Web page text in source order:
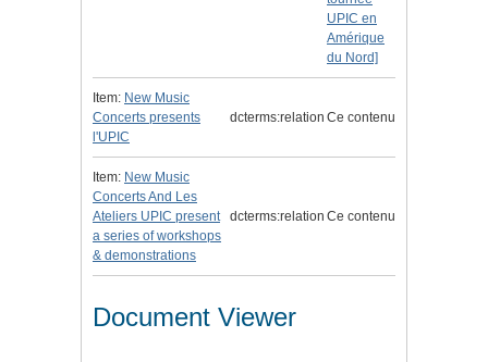
UPIC en
Amérique
du Nord]
Item: New Music
Concerts presents
l'UPIC
dcterms:relation Ce contenu
Item: New Music
Concerts And Les
Ateliers UPIC present
a series of workshops
& demonstrations
dcterms:relation Ce contenu
Document Viewer